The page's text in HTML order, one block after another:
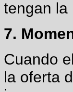
tengan la
7.
Cuando
la oferta